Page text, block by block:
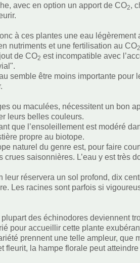
avec en option un apport de CO2,
à ces plantes une eau
nutriments et une fertilisation au CO2
de CO2 est incompatible avec
semble être moins importante
ou maculées, nécessitent un bon
leurs belles couleurs.
que l’ensoleillement est modéré
propre au biotope.
naturel du genre est, pour faire
crues saisonnières. L’eau y est très
leur réservera un sol profond, dix
Les racines sont parfois si
plupart des échinodores deviennent
pour accueillir cette plante
prennent une telle ampleur, que
fleurit, la hampe florale peut